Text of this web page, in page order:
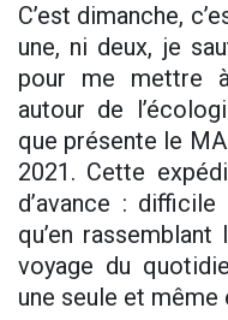
C’est dimanche,
une, ni deux, je
pour me mettre
autour de
que présente le
2021. Cette
d’avance :
qu’en
voyage du
une seule et même